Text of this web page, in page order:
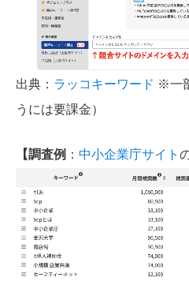
出典： ラッコキーワード ※一
うには要課金）
【調査例 ： 中小企業庁サイト